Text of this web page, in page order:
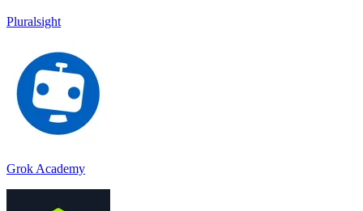
Pluralsight
Grok Academy